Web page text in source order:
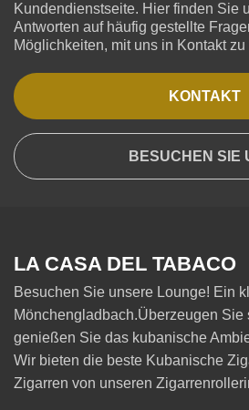
Kundendienstseite. Hier finden Sie
Antworten auf häufig gestellte
Möglichkeiten, mit uns in Kontakt zu
KONTAKT
BESUCHEN SIE
LA CASA DEL TABACO
Besuchen Sie unsere Lounge! Ein
Mönchengladbach.Überzeugen Sie
genießen Sie das kubanische
Wir bieten die beste Kubanische
Zigarren von unseren